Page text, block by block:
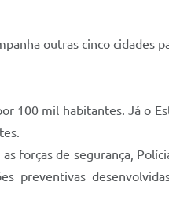
outras cinco cidades
100 mil habitantes. Já o
forças de segurança,
preventivas